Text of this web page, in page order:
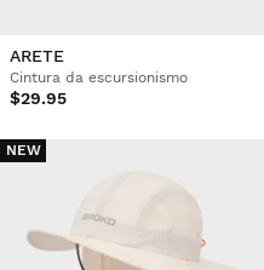
ARETE
Cintura da escursionismo
$29.95
NEW